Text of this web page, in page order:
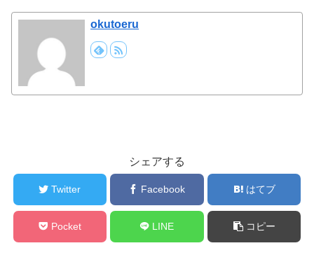
okutoeru
シェアする
Twitter Facebook はてブ
Pocket LINE コピー